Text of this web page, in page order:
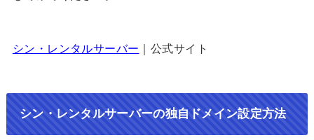
シン・レンタルサーバー ｜公式サイト
シン・レンタルサーバーの独自ドメイン設定方法